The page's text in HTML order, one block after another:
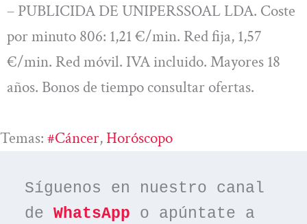
– PUBLICIDA DE UNIPERSSOAL LDA. Coste
por minuto 806: 1,21 €/min. Red fija, 1,57
€/min. Red móvil. IVA incluido. Mayores 18
años. Bonos de tiempo consultar ofertas.
Temas: #cáncer, Horóscopo
Síguenos en nuestro canal
de WhatsApp o apúntate a